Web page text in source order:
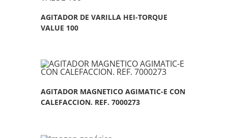
AGITADOR DE VARILLA HEI-TORQUE
VALUE 100
AGITADOR MAGNETICO AGIMATIC-E CON
CALEFACCION. REF. 7000273